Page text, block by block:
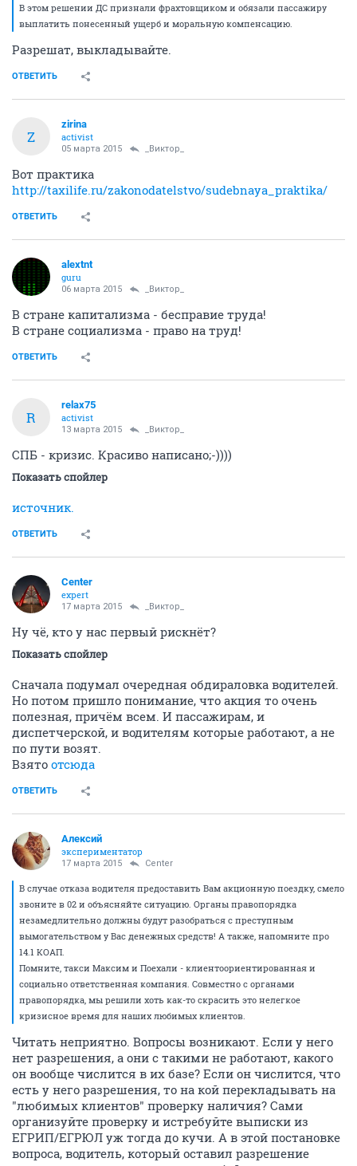
В этом решении ДС признали фрахтовщиком и обязали пассажиру
выплатить понесенный ущерб и моральную компенсацию.
Разрешат, выкладывайте.
ОТВЕТИТЬ
Z
zirina
activist
05 марта 2015 _Виктор_
Вот практика
http://taxilife.ru/zakonodatelstvo/sudebnaya_praktika/
ОТВЕТИТЬ
alextnt
guru
06 марта 2015 _Виктор_
В стране капитализма - бесправие труда!
В стране социализма - право на труд!
ОТВЕТИТЬ
R
relax75
activist
13 марта 2015 _Виктор_
СПБ - кризис. Красиво написано;-))))
Показать спойлер
источник.
ОТВЕТИТЬ
Center
expert
17 марта 2015 _Виктор_
Ну чё, кто у нас первый рискнёт?
Показать спойлер
Сначала подумал очередная обдираловка водителей.
Но потом пришло понимание, что акция то очень
полезная, причём всем. И пассажирам, и
диспетчерской, и водителям которые работают, а не
по пути возят.
Взято отсюда
ОТВЕТИТЬ
Алексий
экспериментатор
17 марта 2015 Center
В случае отказа водителя предоставить Вам акционную поездку, смело
звоните в 02 и объясняйте ситуацию. Органы правопорядка
незамедлительно должны будут разобраться с преступным
вымогательством у Вас денежных средств! А также, напомните про
14.1 КОАП.
Помните, такси Максим и Поехали - клиентоориентированная и
социально ответственная компания. Совместно с органами
правопорядка, мы решили хоть как-то скрасить это нелегкое
кризисное время для наших любимых клиентов.
Читать неприятно. Вопросы возникают. Если у него
нет разрешения, а они с такими не работают, какого
он вообще числится в их базе? Если он числится, что
есть у него разрешения, то на кой перекладывать на
"любимых клиентов" проверку наличия? Сами
организуйте проверку и истребуйте выписки из
ЕГРИП/ЕГРЮЛ уж тогда до кучи. А в этой постановке
вопроса, водитель, который оставил разрешение